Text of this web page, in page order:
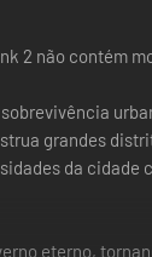
2 não contém
grandes
da
eterno,